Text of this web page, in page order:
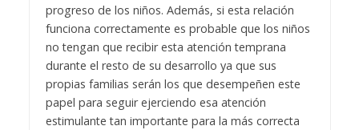
progreso de los niños. Además, si esta relación
funciona correctamente es probable que los niños
no tengan que recibir esta atención temprana
durante el resto de su desarrollo ya que sus
propias familias serán los que desempeñen este
papel para seguir ejerciendo esa atención
estimulante tan importante para la más correcta